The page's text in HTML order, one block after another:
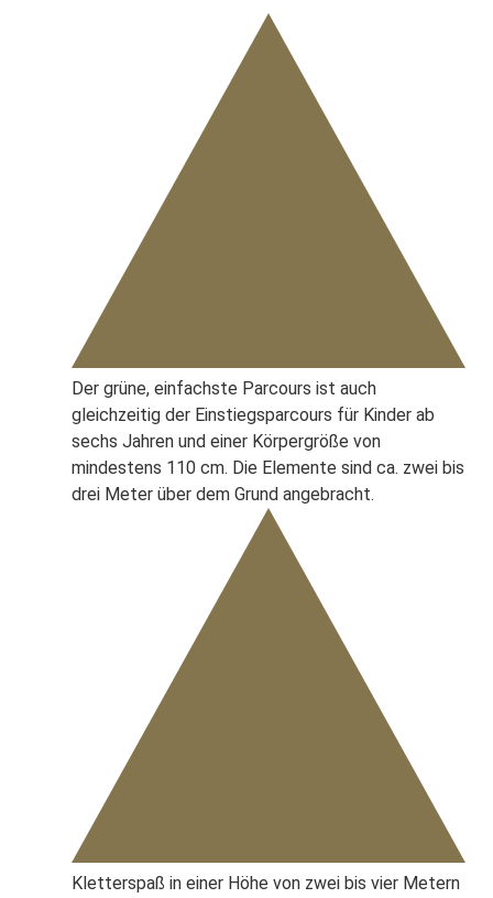
Der grüne, einfachste Parcours ist auch
gleichzeitig der Einstiegsparcours für Kinder ab
sechs Jahren und einer Körpergröße von
mindestens 110 cm. Die Elemente sind ca. zwei bis
drei Meter über dem Grund angebracht.
Kletterspaß in einer Höhe von zwei bis vier Metern